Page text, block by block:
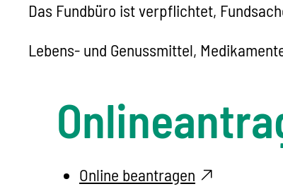
Das Fundbüro ist verpflichtet,
Lebens- und Genussmittel,
Online beantragen